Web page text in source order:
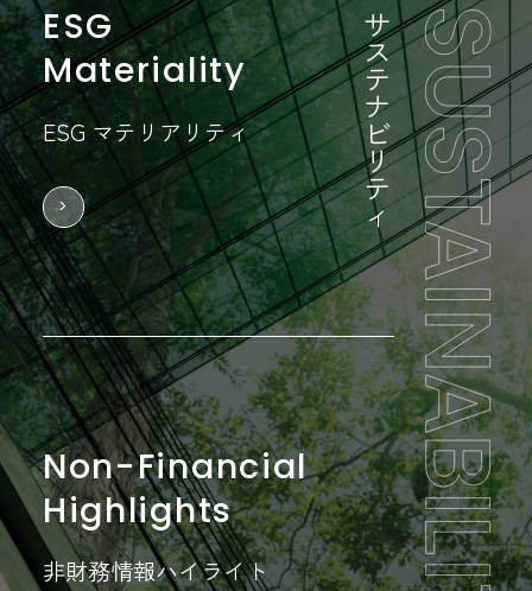
2026/01/30 決算
2026年6月期第2四半期（中間期）決算短信〔日本基
準〕(連結)
（950KB）
2025/10/31 決算
2026年6月期第1四半期決算短信〔日本基準〕(連結)
（922KB）
2025/08/21 決算
（訂正）「2025年６月期決算短信〔日本基準〕(連結)」
の一部訂正について
（437KB）
2026年6月期第3四半期決算説明資料 （1,429KB）
2026/04/02 適時開示
自己株式の取得状況に関するお知らせ （347KB）
2026/03/02 適時開示
自己株式の取得状況に関するお知らせ （347KB）
業績予想の修正に関するお知らせ （149KB）
2018/07/25 業績
業績予想の修正に関するお知らせ （130KB）
2018/05/07 業績
業績予想及び配当予想の修正に関するお知らせ
（97KB）
2024/10/03 ガバナンス
コーポレート・ガバナンスに関する報告書 2024/10/03
（308KB）
2024/09/26 ガバナンス
コーポレート・ガバナンスに関する報告書 2024/09/26
（247KB）
2024/02/29 ガバナンス
コーポレート・ガバナンスに関する報告書 2024/02/29
（293KB）
2025/09/18 株主総会
（訂正）2025年定時株主総会招集通知 （4,890KB）
2025/09/02 株主総会
2025年定時株主総会 附属明細書 （202KB）
2025/09/02 株主総会
2025年定時株主総会招集通知（書面制限事項）
（750KB）
2025/02/10 有価証券報告書
半期報告書-第29期(2024/07/01-2025/06/30)
（264KB）
2024/09/20 有価証券報告書
有価証券報告書-第28期(2023/07/01-2024/06/30)
（1,075KB）
2024/05/14 有価証券報告書
四半期報告書-第28期第3四半期(2024/01/01-
2024/03/31)
（264KB）
2026/05/13
アバントグループのVISTA、上場企業と投資家の継続的
なエンゲージメントを実現するIRプラットフォーム
「VISTA Square」の提供を開始
（533KB）
2026/04/01 PR
アバントグループ、一橋大学大学院 経営管理研究科に
て寄附講義を開講
（434KB）
2026/03/19 PR
アバントグループ、統合報告書「CREATIVE DIALOG
2025」（英語版）を発行
（500KB）
「AVANT統合報告書 Creative Dialog 2021」発行のお
知らせ
（166KB）
2021/12/22 IR
アバント、気候関連財務情報開示タスクフォース
(TCFD)提言への賛同を表明
（448KB）
2021/12/22 IR
新市場区分における「プライム市場」選択申請に関す
るお知らせ
（76KB）
ESG
Materiality
ESG マテリアリティ
Non-Financial
Highlights
非財務情報ハイライト
サ
ス
テ
ナ
ビ
リ
テ
ィ